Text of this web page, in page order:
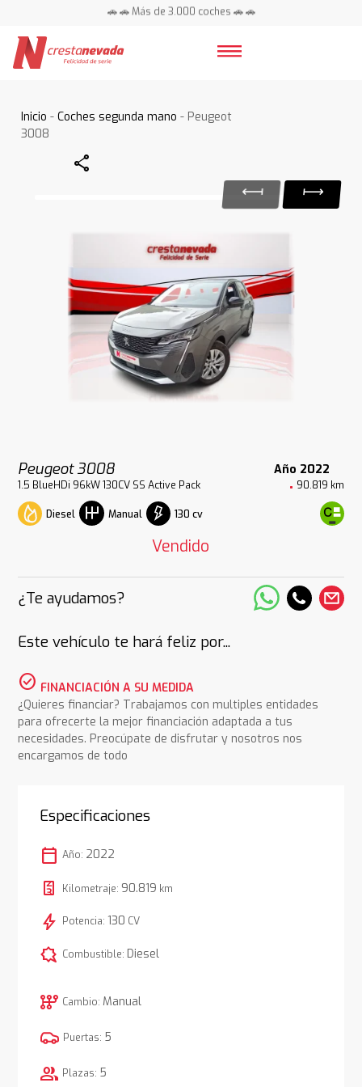
🚗 🚗 Más de 3.000 coches 🚗 🚗
Inicio -Coches segunda mano - Peugeot
3008
Share
Peugeot 3008 Año 2022
1.5 BlueHDi 96kW 130CV SS Active Pack 90.819 km
Diesel Manual 130 cv
Vendido
¿Te ayudamos?
Este vehículo te hará feliz por...
check_circle FINANCIACIÓN A SU MEDIDA
¿Quieres financiar? Trabajamos con multiples entidades
para ofrecerte la mejor financiación adaptada a tus
necesidades. Preocúpate de disfrutar y nosotros nos
encargamos de todo
Especificaciones
calendar_today Año: 2022
Kilometraje: 90.819 km
bolt Potencia: 130 CV
comic_bubble Combustible: Diesel
auto_transmission Cambio: Manual
Puertas: 5
group Plazas: 5